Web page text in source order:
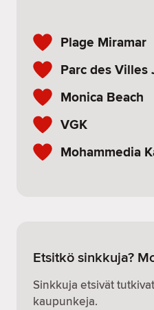
Plage Miramar
Parc des Villes
Monica Beach
VGK
Mohammedia
Etsitkö sinkkuja?
Sinkkuja etsivät
kaupunkeja.